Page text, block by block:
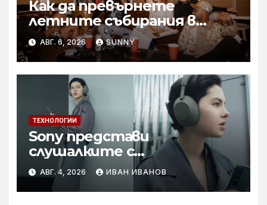
Как да превърнете
летните събирания в
купон с караоке система
АВГ. 6, 2026 SUNNY
ТЕХНОЛОГИИ
Sony представи
слушалките с
шумопотискане WH-
1000XM6 в нов цвят „Olive
Gray“
АВГ. 4, 2026 ИВАН ИВАНОВ